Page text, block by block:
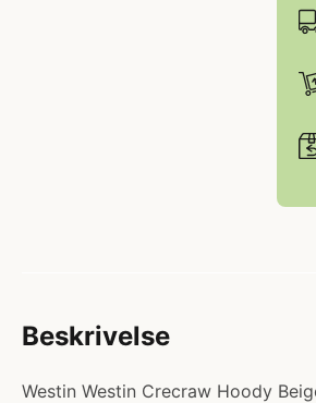
Beskrivelse
Westin Westin Crecraw Hoody